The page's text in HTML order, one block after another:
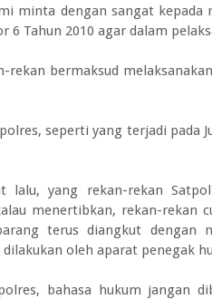
minta dengan sangat kepada
6 Tahun 2010 agar dalam
rekan bermaksud
seperti yang terjadi pada
lalu, yang rekan-rekan
menertibkan, rekan-rekan
terus diangkut dengan
oleh aparat penegak
bahasa hukum jangan